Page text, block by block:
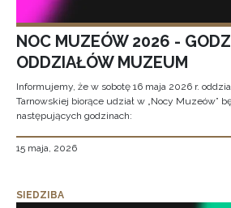
NOC MUZEÓW 2026 -
ODDZIAŁÓW MUZEUM
Informujemy, że w sobotę 16 maja 2026 r.
Tarnowskiej biorące udział w „Nocy Muzeów”
następujących godzinach:
15 maja, 2026
SIEDZIBA